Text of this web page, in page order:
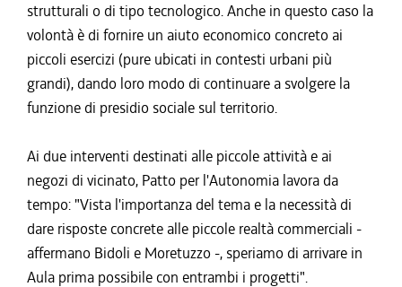
strutturali o di tipo tecnologico. Anche in questo caso la
volontà è di fornire un aiuto economico concreto ai
piccoli esercizi (pure ubicati in contesti urbani più
grandi), dando loro modo di continuare a svolgere la
funzione di presidio sociale sul territorio.
Ai due interventi destinati alle piccole attività e ai
negozi di vicinato, Patto per l'Autonomia lavora da
tempo: "Vista l'importanza del tema e la necessità di
dare risposte concrete alle piccole realtà commerciali -
affermano Bidoli e Moretuzzo -, speriamo di arrivare in
Aula prima possibile con entrambi i progetti".